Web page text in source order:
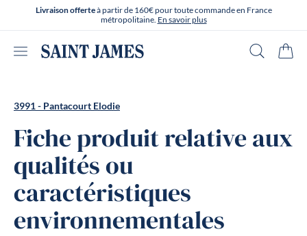
Aller directement au contenu
Livraison offerteà partir de 160€ pour toute commande en France
métropolitaine. En savoir plus
Ouvrir le menu
3991 - Pantacourt Elodie
Fiche produit relative aux
qualités ou
caractéristiques
environnementales